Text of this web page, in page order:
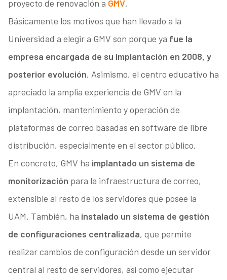
proyecto de renovación a GMV.
Básicamente los motivos que han llevado a la
Universidad a elegir a GMV son porque ya fue la
empresa encargada de su implantación en 2008, y
posterior evolución. Asimismo, el centro educativo ha
apreciado la amplia experiencia de GMV en la
implantación, mantenimiento y operación de
plataformas de correo basadas en software de libre
distribución, especialmente en el sector público.
En concreto, GMV ha implantado un sistema de
monitorización para la infraestructura de correo,
extensible al resto de los servidores que posee la
UAM. También, ha instalado un sistema de gestión
de configuraciones centralizada, que permite
realizar cambios de configuración desde un servidor
central al resto de servidores, así como ejecutar